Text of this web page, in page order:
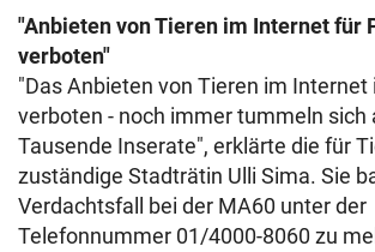
"Anbieten von Tieren im Internet für
verboten"
"Das Anbieten von Tieren im Internet
verboten - noch immer tummeln sich
Tausende Inserate", erklärte die für
zuständige Stadträtin Ulli Sima. Sie
Verdachtsfall bei der MA60 unter der
Telefonnummer 01/4000-8060 zu